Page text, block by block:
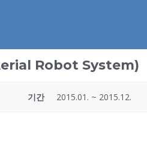
Robot System)
기간 2015.01. ~ 2015.12.